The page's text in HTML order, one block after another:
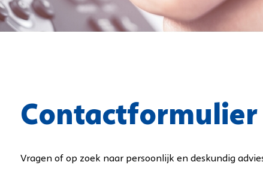
Achterloop-schrobmachines
Buiten- en stadsreiniging
Tapijt-
Contactformulier
Vragen of op zoek naar persoonlijk en deskundig